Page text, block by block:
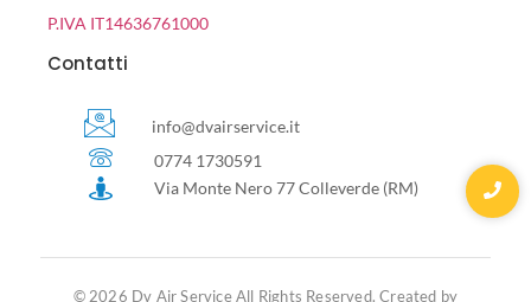
P.IVA IT14636761000
Contatti
info@dvairservice.it
0774 1730591
Via Monte Nero 77 Colleverde (RM)
© 2026 Dv Air Service All Rights Reserved. Created by